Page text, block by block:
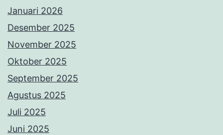
Januari 2026
Desember 2025
November 2025
Oktober 2025
September 2025
Agustus 2025
Juli 2025
Juni 2025